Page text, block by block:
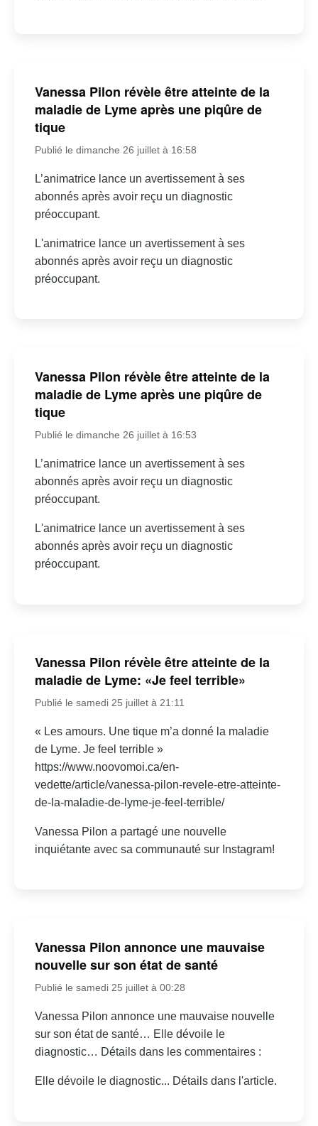
Vanessa Pilon révèle être atteinte de la
maladie de Lyme après une piqûre de
tique
Publié le dimanche 26 juillet à 16:58
L’animatrice lance un avertissement à ses
abonnés après avoir reçu un diagnostic
préoccupant.
L'animatrice lance un avertissement à ses
abonnés après avoir reçu un diagnostic
préoccupant.
Vanessa Pilon révèle être atteinte de la
maladie de Lyme après une piqûre de
tique
Publié le dimanche 26 juillet à 16:53
L’animatrice lance un avertissement à ses
abonnés après avoir reçu un diagnostic
préoccupant.
L'animatrice lance un avertissement à ses
abonnés après avoir reçu un diagnostic
préoccupant.
Vanessa Pilon révèle être atteinte de la
maladie de Lyme: «Je feel terrible»
Publié le samedi 25 juillet à 21:11
« Les amours. Une tique m’a donné la maladie
de Lyme. Je feel terrible »
https://www.noovomoi.ca/en-
vedette/article/vanessa-pilon-revele-etre-atteinte-
de-la-maladie-de-lyme-je-feel-terrible/
Vanessa Pilon a partagé une nouvelle
inquiétante avec sa communauté sur Instagram!
Vanessa Pilon annonce une mauvaise
nouvelle sur son état de santé
Publié le samedi 25 juillet à 00:28
Vanessa Pilon annonce une mauvaise nouvelle
sur son état de santé… Elle dévoile le
diagnostic… Détails dans les commentaires :
Elle dévoile le diagnostic... Détails dans l'article.